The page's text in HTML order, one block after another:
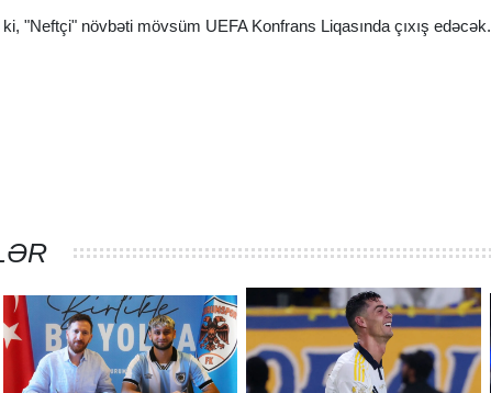
"Neftçi" növbəti mövsüm UEFA Konfrans Liqasında çıxış edəcək.